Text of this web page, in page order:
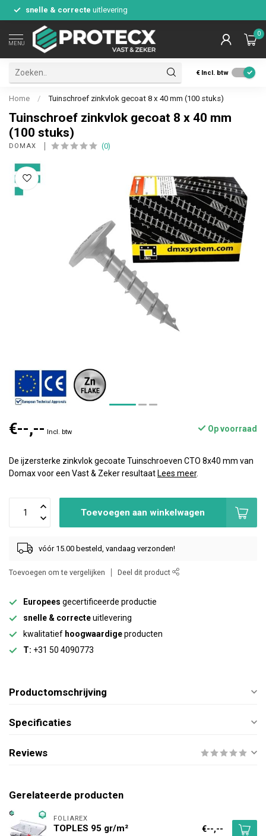
snelle & correcte uitlevering
MENU
0
€ Incl. btw
Home / Tuinschroef zinkvlok gecoat 8 x 40 mm (100 stuks)
Tuinschroef zinkvlok gecoat 8 x 40 mm
(100 stuks)
DOMAX (0)
€--,-- Incl. btw Op voorraad
De ijzersterke zinkvlok gecoate Tuinschroeven CTO 8x40 mm van
Domax voor een Vast & Zeker resultaat Lees meer.
Toevoegen aan winkelwagen
vóór 15.00 besteld, vandaag verzonden!
Toevoegen om te vergelijken Deel dit product
Europees gecertificeerde productie
snelle & correcteuitlevering
kwalitatief hoogwaardigeproducten
T: +31 50 4090773
Productomschrijving
Specificaties
Reviews
Gerelateerde producten
FOLIAREX
TOPLES 95 gr/m² €--,--